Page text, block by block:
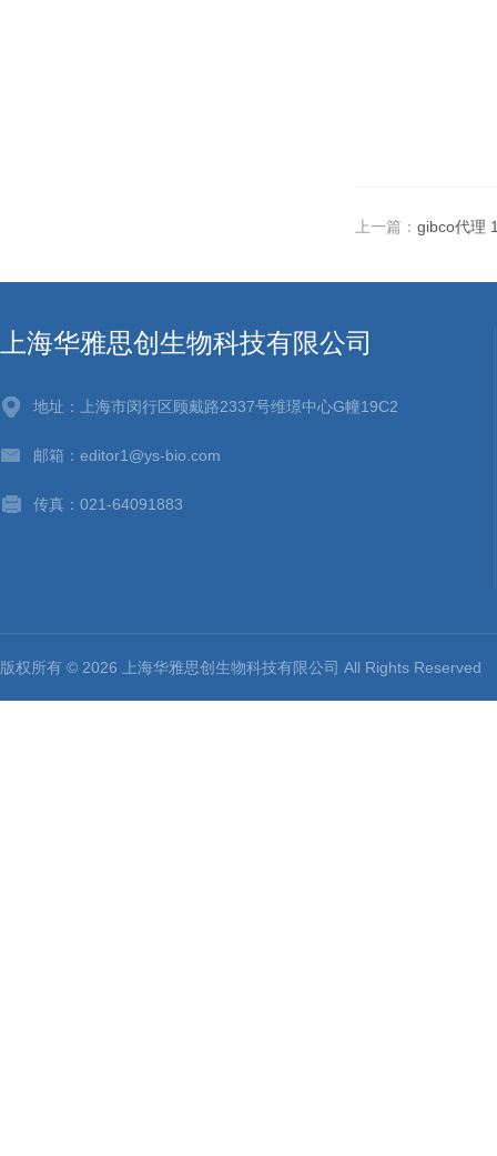
上一篇： gibco代理
上海华雅思创生物科技有限公司
地址：上海市闵行区顾戴路2337号维璟中心G幢19C2
邮箱：editor1@ys-bio.com
传真：021-64091883
版权所有 © 2026 上海华雅思创生物科技有限公司 All Rights